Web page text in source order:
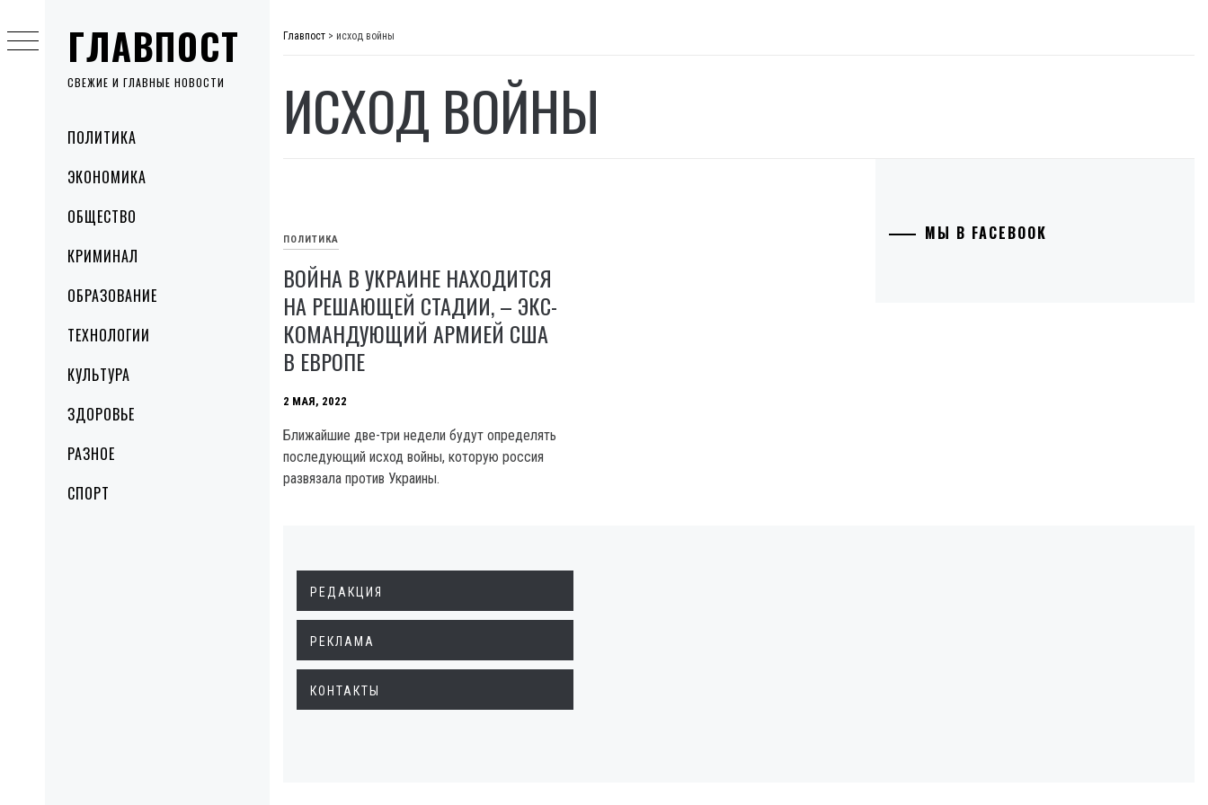
ГЛАВПОСТ
СВЕЖИЕ И ГЛАВНЫЕ НОВОСТИ
MenuПОЛИТИКА
ЭКОНОМИКА
ОБЩЕСТВО
КРИМИНАЛ
ОБРАЗОВАНИЕ
ТЕХНОЛОГИИ
КУЛЬТУРА
ЗДОРОВЬЕ
РАЗНОЕ
СПОРТ
to
content
Главпост > исход войны
ИСХОД ВОЙНЫ
ПОЛИТИКА
ВОЙНА В УКРАИНЕ НАХОДИТСЯ
НА РЕШАЮЩЕЙ СТАДИИ, – ЭКС-
КОМАНДУЮЩИЙ АРМИЕЙ США
В ЕВРОПЕ
2 МАЯ, 2022
Ближайшие две-три недели будут определять
последующий исход войны, которую россия
развязала против Украины.
МЫ В FACEBOOK
РЕДАКЦИЯ
РЕКЛАМА
КОНТАКТЫ